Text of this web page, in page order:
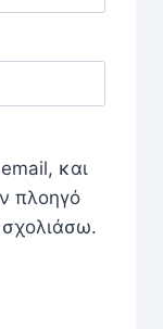
και
πλοηγό